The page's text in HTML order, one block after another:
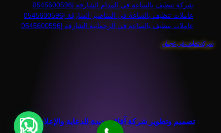
شركة تنظيف بالساعة في المدام الشارقة |0545600596
عاملات تنظيف بالساعة في المناصير الشارقة |0545600596
عاملات تنظيف بالساعة في الرحمانية الشارقة |0545600596
شركة تنظيف في عجمان
تصميم وتطوير شركة آفاق جديدة للدعاية والإعلان واتساب